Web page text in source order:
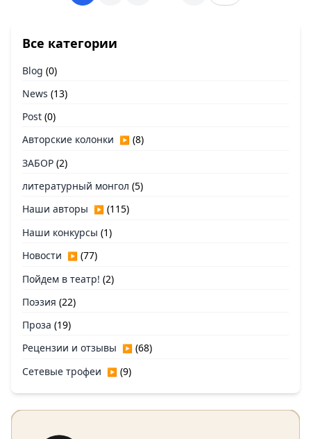
Все категории
Blog (0)
News (13)
Post (0)
Авторские колонки ▶ (8)
ЗАБОР (2)
литературный монгол (5)
Наши авторы ▶ (115)
Наши конкурсы (1)
Новости ▶ (77)
Пойдем в театр! (2)
Поэзия (22)
Проза (19)
Рецензии и отзывы ▶ (68)
Сетевые трофеи ▶ (9)